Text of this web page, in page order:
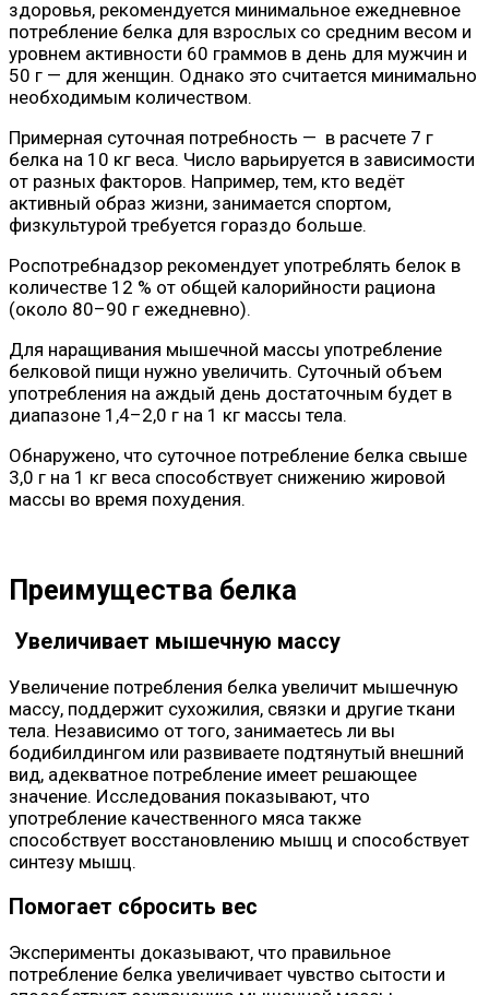
здоровья, рекомендуется минимальное ежедневное
потребление белка для взрослых со средним весом и
уровнем активности 60 граммов в день для мужчин и
50 г — для женщин. Однако это считается минимально
необходимым количеством.
Примерная суточная потребность — в расчете 7 г
белка на 10 кг веса. Число варьируется в зависимости
от разных факторов. Например, тем, кто ведёт
активный образ жизни, занимается спортом,
физкультурой требуется гораздо больше.
Роспотребнадзор рекомендует употреблять белок в
количестве 12 % от общей калорийности рациона
(около 80–90 г ежедневно).
Для наращивания мышечной массы употребление
белковой пищи нужно увеличить. Суточный объем
употребления на аждый день достаточным будет в
диапазоне 1,4–2,0 г на 1 кг массы тела.
Обнаружено, что суточное потребление белка свыше
3,0 г на 1 кг веса способствует снижению жировой
массы во время похудения.
Преимущества белка
Увеличивает мышечную массу
Увеличение потребления белка увеличит мышечную
массу, поддержит сухожилия, связки и другие ткани
тела. Независимо от того, занимаетесь ли вы
бодибилдингом или развиваете подтянутый внешний
вид, адекватное потребление имеет решающее
значение. Исследования показывают, что
употребление качественного мяса также
способствует восстановлению мышц и способствует
синтезу мышц.
Помогает сбросить вес
Эксперименты доказывают, что правильное
потребление белка увеличивает чувство сытости и